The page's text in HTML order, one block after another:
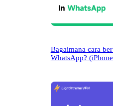
Bagaimana cara
WhatsApp?